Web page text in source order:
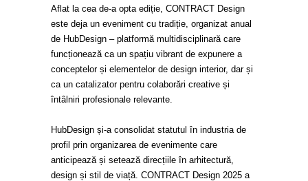
Aflat la cea de-a opta ediție, CONTRACT Design
este deja un eveniment cu tradiție, organizat anual
de HubDesign – platformă multidisciplinară care
funcționează ca un spațiu vibrant de expunere a
conceptelor și elementelor de design interior, dar și
ca un catalizator pentru colaborări creative și
întâlniri profesionale relevante.
HubDesign și-a consolidat statutul în industria de
profil prin organizarea de evenimente care
anticipează și setează direcțiile în arhitectură,
design și stil de viață. CONTRACT Design 2025 a